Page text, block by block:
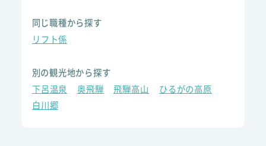
同じ職種から探す
リフト係
別の観光地から探す
下呂温泉
奥飛騨 飛騨高山
ひるがの高原
白川郷